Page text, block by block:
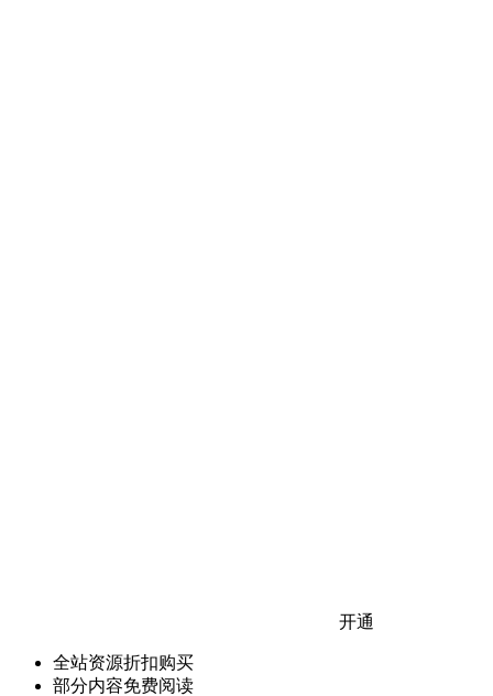
开通
全站资源折扣购买
部分内容免费阅读